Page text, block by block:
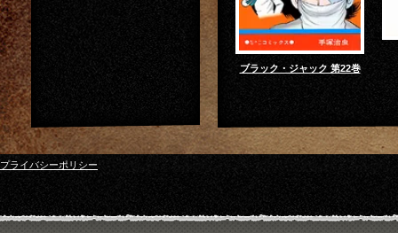
ブラック・ジャック 第22巻
プライバシーポリシー